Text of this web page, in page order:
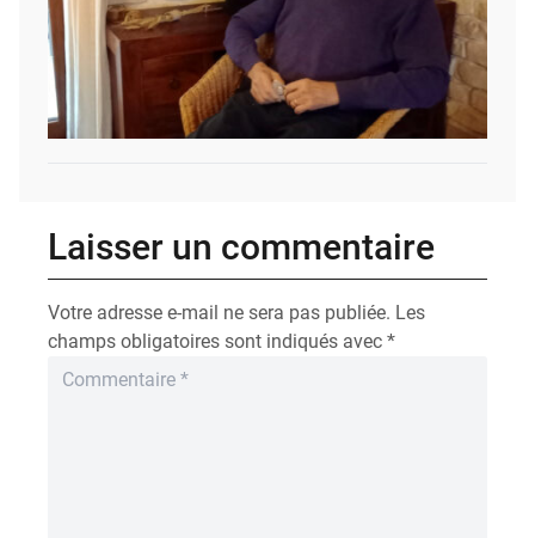
Laisser un commentaire
Votre adresse e-mail ne sera pas publiée. Les
champs obligatoires sont indiqués avec *